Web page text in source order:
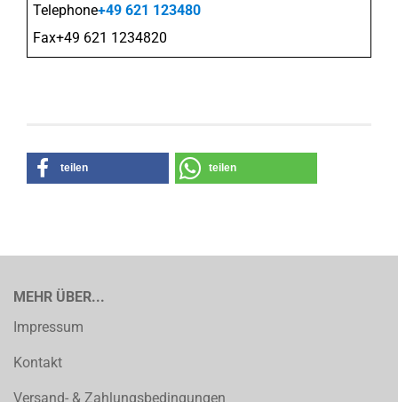
Telephone+49 621 123480
Fax+49 621 1234820
teilen teilen
MEHR ÜBER...
Impressum
Kontakt
Versand- & Zahlungsbedingungen